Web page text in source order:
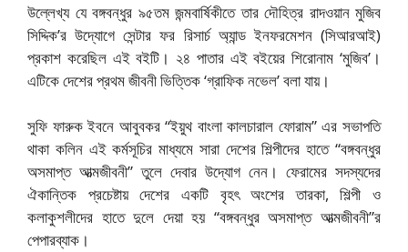
উল্লেখ্য যে বঙ্গবন্ধুর ৯৫তম জন্মবার্ষিকীতে তার দৌহিত্র রাদওয়ান মুজিব
সিদ্দিক’র উদ্যোগে সেন্টার ফর রিসার্চ অ্যান্ড ইনফরমেশন (সিআরআই)
প্রকাশ করেছিল এই বইটি। ২৪ পাতার এই বইয়ের শিরোনাম ‘মুজিব’।
এটিকে দেশের প্রথম জীবনী ভিত্তিক ‘গ্রাফিক নভেল’ বলা যায়।
সুফি ফারুক ইবনে আবুবকর “ইয়ুথ বাংলা কালচারাল ফোরাম” এর সভাপতি
থাকা কলিন এই কর্মসূচির মাধ্যমে সারা দেশের শিল্পীদের হাতে “বঙ্গবন্ধুর
অসমাপ্ত আত্মজীবনী” তুলে দেবার উদ্যোগ নেন। ফেরামের সদস্যদের
ঐকান্তিক প্রচেষ্টায় দেশের একটি বৃহৎ অংশের তারকা, শিল্পী ও
কলাকুশলীদের হাতে দুলে দেয়া হয় “বঙ্গবন্ধুর অসমাপ্ত আত্মজীবনী”র
পেপারব্যাক।